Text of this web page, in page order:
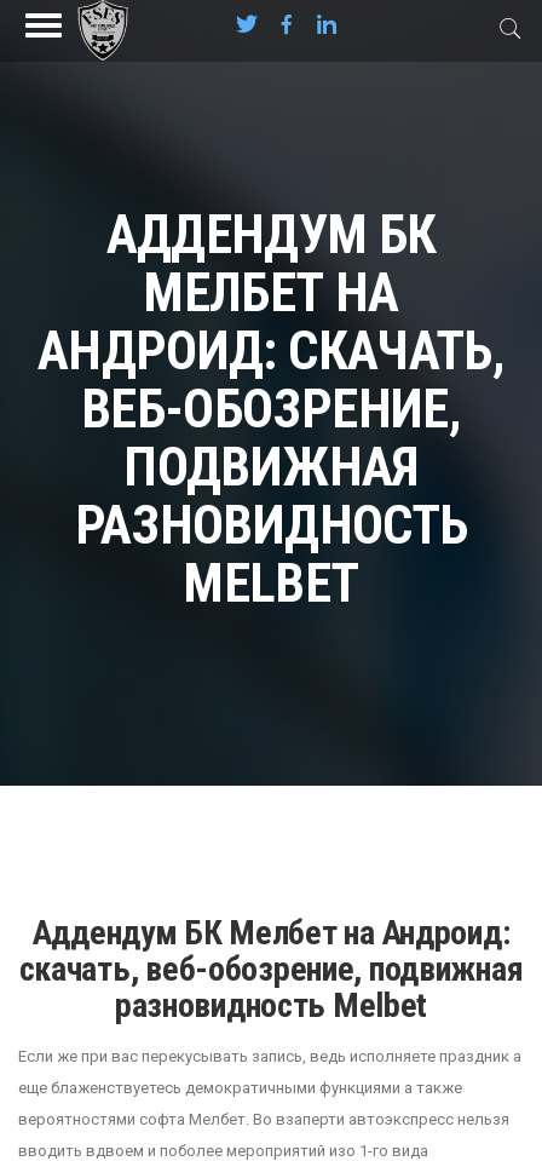
АДДЕНДУМ БК
МЕЛБЕТ НА
АНДРОИД: СКАЧАТЬ,
ВЕБ-ОБОЗРЕНИЕ,
ПОДВИЖНАЯ
РАЗНОВИДНОСТЬ
MELBET
Аддендум БК Мелбет на Андроид:
скачать, веб-обозрение, подвижная
разновидность Melbet
Если же при вас перекусывать запись, ведь исполняете праздник а
еще блаженствуетесь демократичными функциями а также
вероятностями софта Мелбет. Во взаперти автоэкспресс нельзя
вводить вдвоем и поболее мероприятий изо 1-го вида